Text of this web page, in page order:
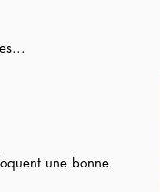
une bonne